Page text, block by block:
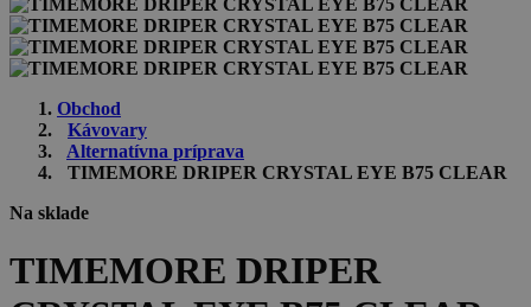
Obchod
Kávovary
Alternatívna príprava
TIMEMORE DRIPER CRYSTAL EYE B75 CLEAR
Na sklade
TIMEMORE DRIPER